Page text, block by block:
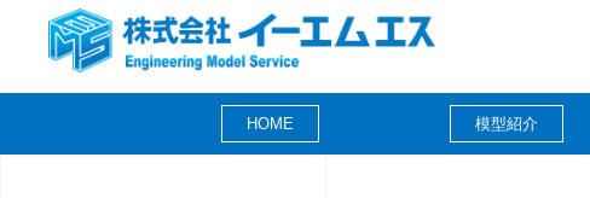
HOME 模型紹介